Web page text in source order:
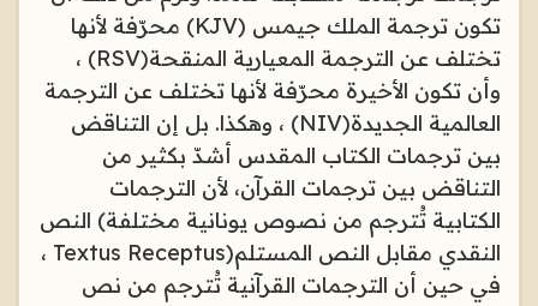
تكون ترجمة الملك جيمس (KJV) محرّفة لأنها
تختلف عن الترجمة المعيارية المنقحة(RSV) ،
وأن تكون الأخيرة محرّفة لأنها تختلف عن الترجمة
العالمية الجديدة(NIV) ، وهكذا. بل إن التناقض
بين ترجمات الكتاب المقدس أشدّ بكثير من
التناقض بين ترجمات القرآن، لأن الترجمات
الكتابية تُترجم من نصوص يونانية مختلفة( النص
النقدي مقابل النص المستلمTextus Receptus) ،
في حين أن الترجمات القرآنية تُترجم من نص